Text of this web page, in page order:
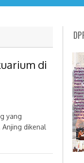
di
yang
dikenal